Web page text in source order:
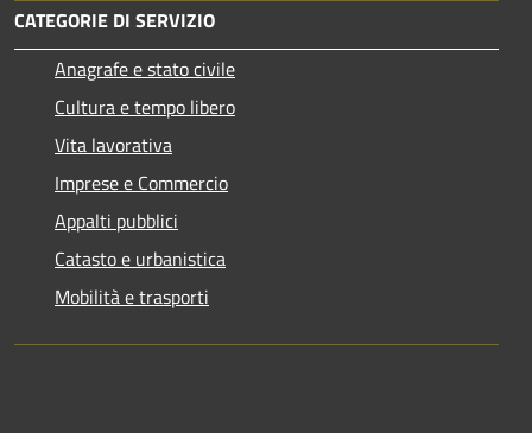
CATEGORIE DI SERVIZIO
Anagrafe e stato civile
Cultura e tempo libero
Vita lavorativa
Imprese e Commercio
Appalti pubblici
Catasto e urbanistica
Mobilità e trasporti